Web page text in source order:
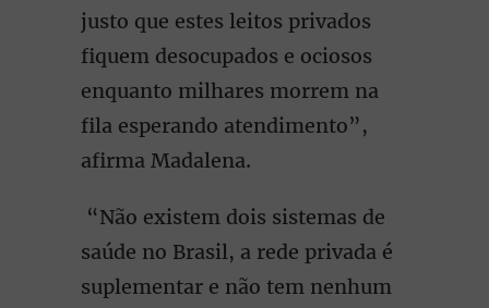
justo que estes leitos privados
fiquem desocupados e ociosos
enquanto milhares morrem na
fila esperando atendimento”,
afirma Madalena.
“Não existem dois sistemas de
saúde no Brasil, a rede privada é
suplementar e não tem nenhum